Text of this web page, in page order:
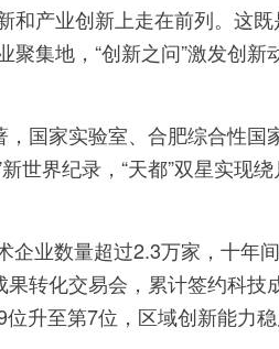
和产业创新上走在前列。这
集地，“创新之问”激发创新
国家实验室、合肥综合性国
世界纪录，“天都”双星实现
业数量超过2.3万家，十年
转化交易会，累计签约科技
升至第7位，区域创新能力